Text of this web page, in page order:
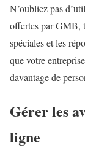
N’oubliez pas
offertes par GMB,
spéciales et les
que votre
davantage de
Gérer les
ligne